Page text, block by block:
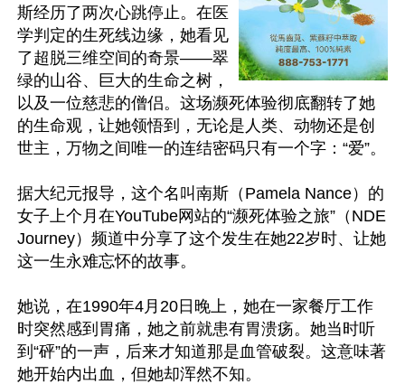
斯经历了两次心跳停止。在医
学判定的生死线边缘，她看见
了超脱三维空间的奇景——翠
绿的山谷、巨大的生命之树，
以及一位慈悲的僧侣。这场濒死体验彻底翻转了她
的生命观，让她领悟到，无论是人类、动物还是创
世主，万物之间唯一的连结密码只有一个字：“爱”。
据大纪元报导，这个名叫南斯（Pamela Nance）的
女子上个月在YouTube网站的“濒死体验之旅”（NDE
Journey）频道中分享了这个发生在她22岁时、让她
这一生永难忘怀的故事。
她说，在1990年4月20日晚上，她在一家餐厅工作
时突然感到胃痛，她之前就患有胃溃疡。她当时听
到“砰”的一声，后来才知道那是血管破裂。这意味著
她开始内出血，但她却浑然不知。